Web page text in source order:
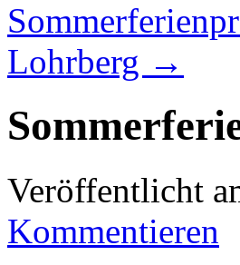
Lohrberg →
Veröffentlicht
Kommentieren